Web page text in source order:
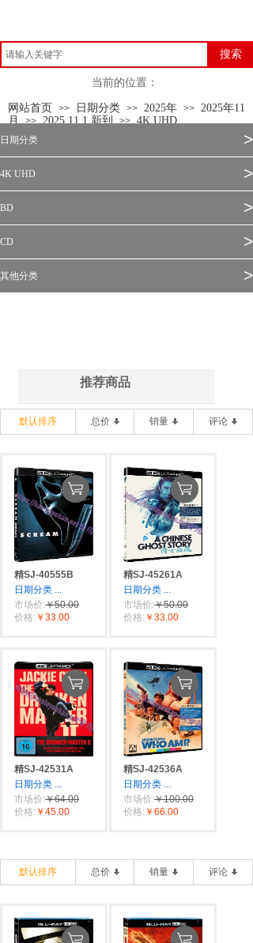
搜索
当前的位置：
网站首页 >> 日期分类 >> 2025年 >> 2025年11
月 >> 2025.11.1 新到 >> 4K UHD
日期分类 >
4K UHD >
BD >
CD >
其他分类 >
推荐商品
默认排序 总价 销量 评论
精SJ-40555B
日期分类 ...
市场价:￥50.00
价格: ￥33.00
精SJ-45261A
日期分类 ...
市场价:￥50.00
价格: ￥33.00
精SJ-42531A
日期分类 ...
市场价:￥64.00
价格: ￥45.00
精SJ-42536A
日期分类 ...
市场价:￥100.00
价格: ￥66.00
默认排序 总价 销量 评论